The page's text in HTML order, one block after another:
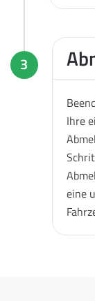
3
Ihre
eine